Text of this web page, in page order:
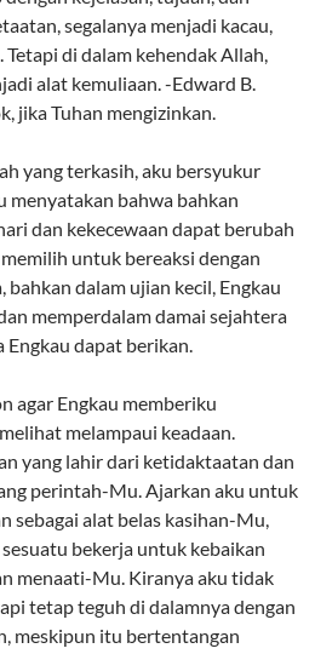
segalanya menjadi kacau,
Tetapi di dalam kehendak Allah,
alat kemuliaan. -Edward B.
jika Tuhan mengizinkan.
yang terkasih, aku bersyukur
menyatakan bahwa bahkan
dan kekecewaan dapat berubah
untuk bereaksi dengan
bahkan dalam ujian kecil, Engkau
memperdalam damai sejahtera
Engkau dapat berikan.
agar Engkau memberiku
melampaui keadaan.
yang lahir dari ketidaktaatan dan
perintah-Mu. Ajarkan aku untuk
sebagai alat belas kasihan-Mu,
bekerja untuk kebaikan
menaati-Mu. Kiranya aku tidak
tetap teguh di dalamnya dengan
meskipun itu bertentangan